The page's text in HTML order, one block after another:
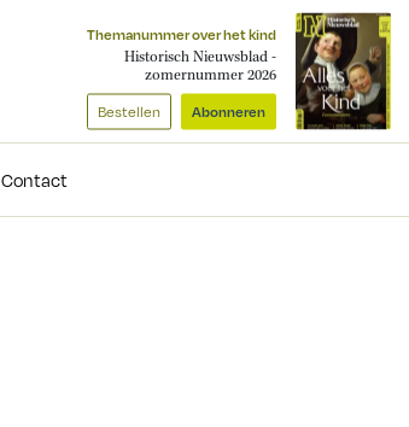
Themanummer over het kind
Historisch Nieuwsblad -
zomernummer 2026
Bestellen Abonneren
Contact